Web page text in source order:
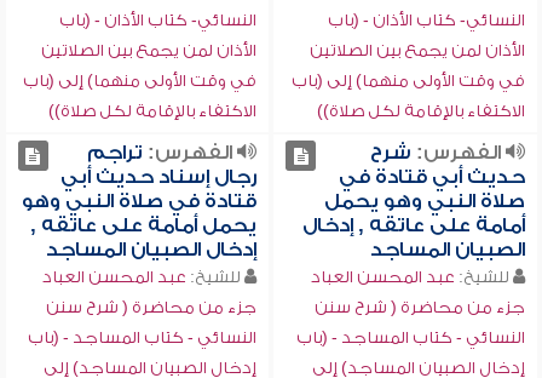
النسائي- كتاب الأذان - (باب
الأذان لمن يجمع بين الصلاتين
في وقت الأولى منهما) إلى (باب
الاكتفاء بالإقامة لكل صلاة))
النسائي- كتاب الأذان - (باب
الأذان لمن يجمع بين الصلاتين
في وقت الأولى منهما) إلى (باب
الاكتفاء بالإقامة لكل صلاة))
الفهرس: شرح
حديث أبي قتادة في
صلاة النبي وهو يحمل
أمامة على عاتقه , إدخال
الصبيان المساجد
للشيخ: عبد المحسن العباد
جزء من محاضرة ( شرح سنن
النسائي - كتاب المساجد - (باب
إدخال الصبيان المساجد) إلى
الفهرس: تراجم
رجال إسناد حديث أبي
قتادة في صلاة النبي وهو
يحمل أمامة على عاتقه ,
إدخال الصبيان المساجد
للشيخ: عبد المحسن العباد
جزء من محاضرة ( شرح سنن
النسائي - كتاب المساجد - (باب
إدخال الصبيان المساجد) إلى